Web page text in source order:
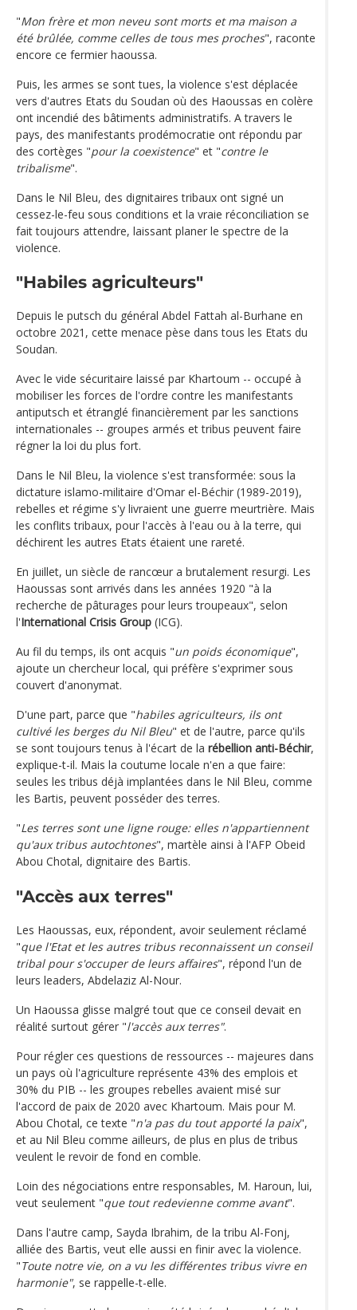
"Mon frère et mon neveu sont morts et ma maison a
été brûlée, comme celles de tous mes proches", raconte
encore ce fermier haoussa.
Puis, les armes se sont tues, la violence s'est déplacée
vers d'autres Etats du Soudan où des Haoussas en colère
ont incendié des bâtiments administratifs. A travers le
pays, des manifestants prodémocratie ont répondu par
des cortèges "pour la coexistence" et "contre le
tribalisme".
Dans le Nil Bleu, des dignitaires tribaux ont signé un
cessez-le-feu sous conditions et la vraie réconciliation se
fait toujours attendre, laissant planer le spectre de la
violence.
"Habiles agriculteurs"
Depuis le putsch du général Abdel Fattah al-Burhane en
octobre 2021, cette menace pèse dans tous les Etats du
Soudan.
Avec le vide sécuritaire laissé par Khartoum -- occupé à
mobiliser les forces de l'ordre contre les manifestants
antiputsch et étranglé financièrement par les sanctions
internationales -- groupes armés et tribus peuvent faire
régner la loi du plus fort.
Dans le Nil Bleu, la violence s'est transformée: sous la
dictature islamo-militaire d'Omar el-Béchir (1989-2019),
rebelles et régime s'y livraient une guerre meurtrière. Mais
les conflits tribaux, pour l'accès à l'eau ou à la terre, qui
déchirent les autres Etats étaient une rareté.
En juillet, un siècle de rancœur a brutalement resurgi. Les
Haoussas sont arrivés dans les années 1920 "à la
recherche de pâturages pour leurs troupeaux", selon
l'International Crisis Group (ICG).
Au fil du temps, ils ont acquis "un poids économique",
ajoute un chercheur local, qui préfère s'exprimer sous
couvert d'anonymat.
D'une part, parce que "habiles agriculteurs, ils ont
cultivé les berges du Nil Bleu" et de l'autre, parce qu'ils
se sont toujours tenus à l'écart de la rébellion anti-Béchir,
explique-t-il. Mais la coutume locale n'en a que faire:
seules les tribus déjà implantées dans le Nil Bleu, comme
les Bartis, peuvent posséder des terres.
"Les terres sont une ligne rouge: elles n'appartiennent
qu'aux tribus autochtones", martèle ainsi à l'AFP Obeid
Abou Chotal, dignitaire des Bartis.
"Accès aux terres"
Les Haoussas, eux, répondent, avoir seulement réclamé
"que l'Etat et les autres tribus reconnaissent un conseil
tribal pour s'occuper de leurs affaires", répond l'un de
leurs leaders, Abdelaziz Al-Nour.
Un Haoussa glisse malgré tout que ce conseil devait en
réalité surtout gérer "l'accès aux terres".
Pour régler ces questions de ressources -- majeures dans
un pays où l'agriculture représente 43% des emplois et
30% du PIB -- les groupes rebelles avaient misé sur
l'accord de paix de 2020 avec Khartoum. Mais pour M.
Abou Chotal, ce texte "n'a pas du tout apporté la paix",
et au Nil Bleu comme ailleurs, de plus en plus de tribus
veulent le revoir de fond en comble.
Loin des négociations entre responsables, M. Haroun, lui,
veut seulement "que tout redevienne comme avant".
Dans l'autre camp, Sayda Ibrahim, de la tribu Al-Fonj,
alliée des Bartis, veut elle aussi en finir avec la violence.
"Toute notre vie, on a vu les différentes tribus vivre en
harmonie", se rappelle-t-elle.